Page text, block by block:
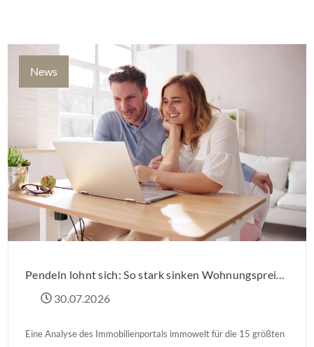
News
Pendeln lohnt sich: So stark sinken Wohnungspreise im Umland
30.07.2026
Eine Analyse des Immobilienportals immowelt für die 15 größten